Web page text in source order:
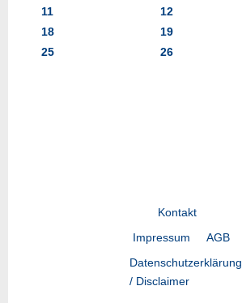
11
12
18
19
25
26
Kontakt
Impressum
AGB
Datenschutzerklärung
/ Disclaimer